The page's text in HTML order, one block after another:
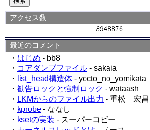
アクセス数
最近のコメント
・ はじめ - bb8
・ コアダンプファイル - sakaia
・
list_head構造体 - yocto_no_yomikata
・ 勧告ロックと強制ロック - wataash
・ LKMからのファイル出力 - 重松 宏昌
・ kprobe - ななし
・ ksetの実装 - スーパーコピー